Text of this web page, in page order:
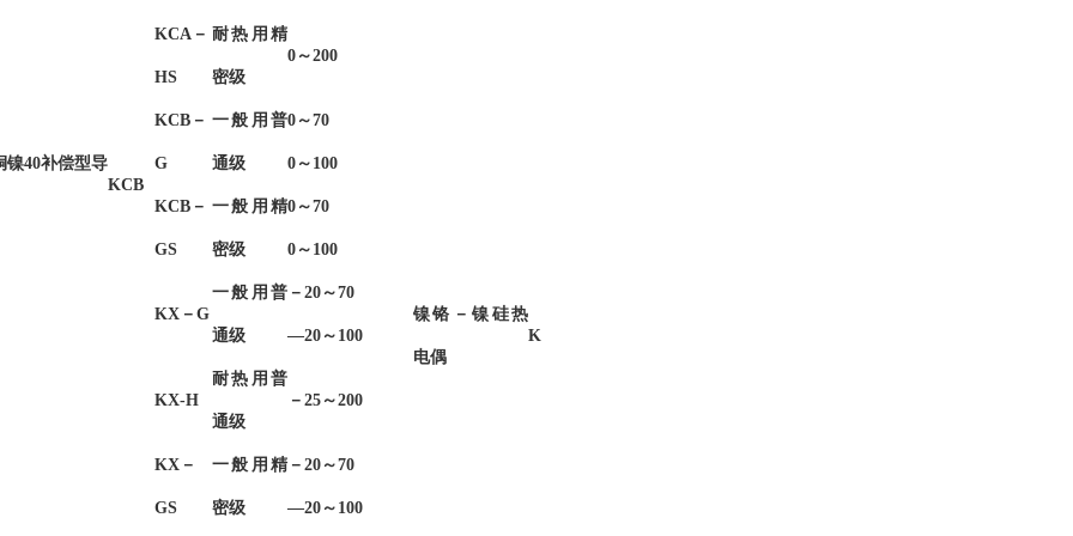
镍铬－镍硅热
电偶
K
KCA－
HS
耐热用精
密级
0～200
镍40补偿型导
KCB
KCB－
G
一般用普
通级
0～70
0～100
KCB－
GS
一般用精
密级
0～70
0～100
KX－G
一般用普
通级
－20～70
—20～100
KX-H
耐热用普
通级
－25～200
KX－
GS
一般用精
密级
－20～70
—20～100